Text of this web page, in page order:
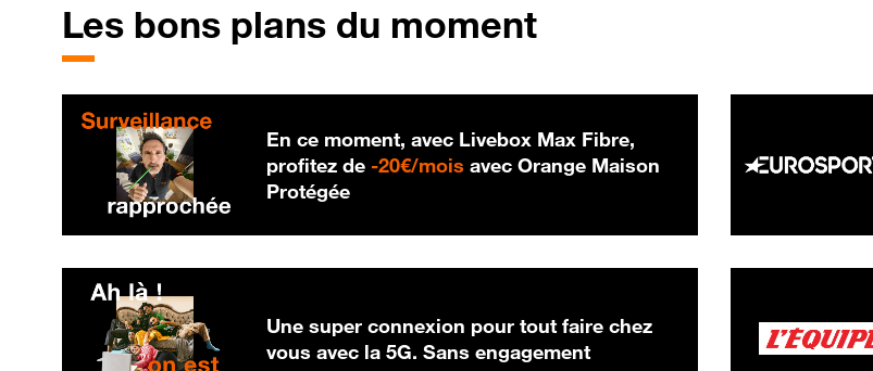
Les bons plans du moment
En ce moment, avec Livebox Max Fibre,
profitez de -20€/mois 20 € par mois
avec Orange Maison
Protégée
Une super connexion pour tout faire chez
vous avec la 5G. Sans engagement